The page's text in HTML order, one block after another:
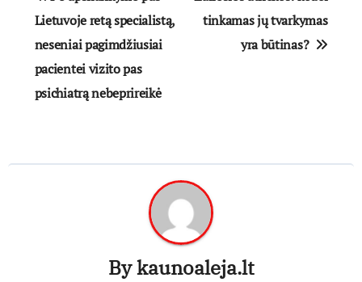
tarp
įrašų
Lietuvoje retą specialistą,
neseniai pagimdžiusiai
pacientei vizito pas
psichiatrą nebeprireikė
tinkamas jų tvarkymas
yra būtinas?
Bykaunoaleja.lt